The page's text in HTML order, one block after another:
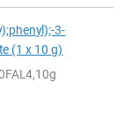
3-
(1 x 10 g)